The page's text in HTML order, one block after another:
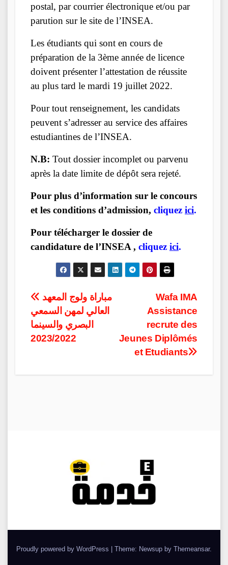
postal, par courrier électronique et/ou par
parution sur le site de l’INSEA.
Les étudiants qui sont en cours de
préparation de la 3ème année de licence
doivent présenter l’attestation de réussite
au plus tard le mardi 19 juillet 2022.
Pour tout renseignement, les candidats
peuvent s’adresser au service des affaires
estudiantines de l’INSEA.
N.B: Tout dossier incomplet ou parvenu
après la date limite de dépôt sera rejeté.
Pour plus d’information sur le concours
et les conditions d’admission, cliquez ici.
Pour télécharger le dossier de
candidature de l’INSEA , cliquez ici.
Post
navigation
Wafa IMA
Assistance
recrute des
Jeunes Diplômés
et Etudiants
العالي لمهن السمعي
البصري والسينما
2023/2022
Proudly powered by WordPress | Theme: Newsup by Themeansar.